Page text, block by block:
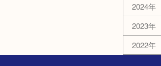
2024年
2023年
2022年